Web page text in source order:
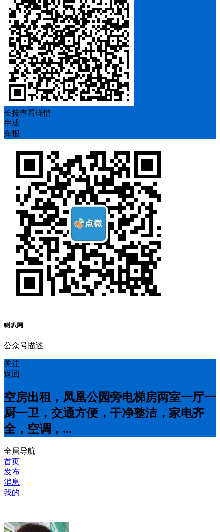
长按查看详情
生成
海报
喇叭网
公众号描述
关注
返回
空房出租，凤凰公园旁电梯房两室一厅一
厨一卫，交通方便，干净整洁，家电齐
全，空调，...
全局导航
首页
发布
消息
我的